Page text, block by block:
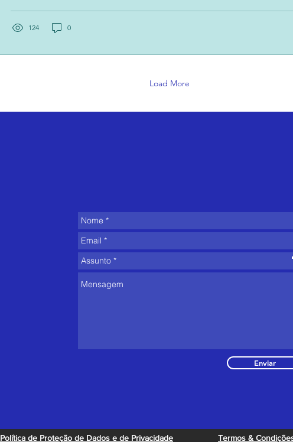
124 0
Load More
Enviar
Política de Proteção de Dados e de Privacidade Termos &